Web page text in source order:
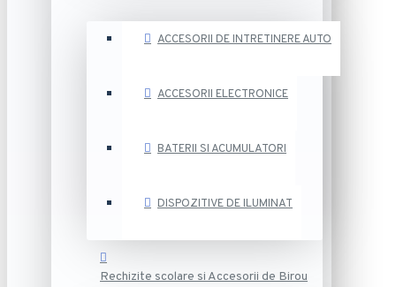
ACCESORII DE INTRETINERE AUTO
ACCESORII ELECTRONICE
BATERII SI ACUMULATORI
DISPOZITIVE DE ILUMINAT
Rechizite scolare si Accesorii de Birou